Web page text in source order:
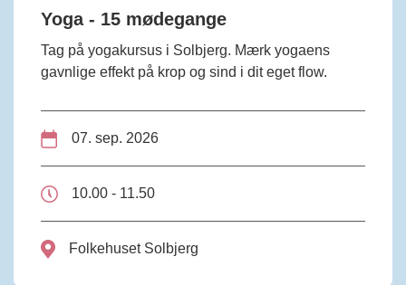
Yoga - 15 mødegange
Tag på yogakursus i Solbjerg. Mærk yogaens
gavnlige effekt på krop og sind i dit eget flow.
07. sep. 2026
10.00 - 11.50
Folkehuset Solbjerg